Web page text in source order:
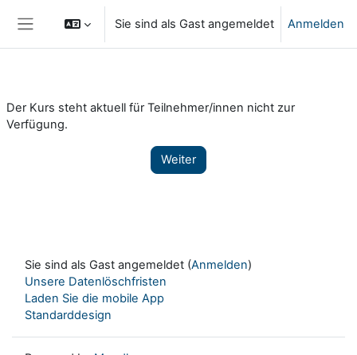
Website-Übersicht
Sie sind als Gast angemeldet Anmelden
Der Kurs steht aktuell für Teilnehmer/innen nicht zur
Verfügung.
Weiter
Sie sind als Gast angemeldet (Anmelden)
Unsere Datenlöschfristen
Laden Sie die mobile App
Standarddesign